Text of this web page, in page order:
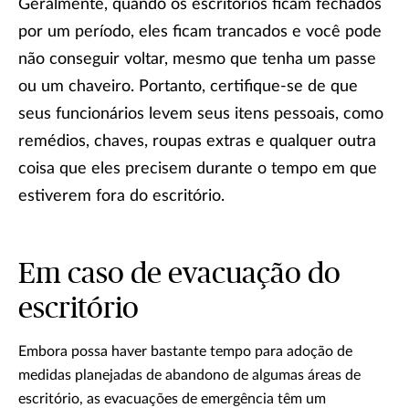
Geralmente, quando os escritórios ficam fechados
por um período, eles ficam trancados e você pode
não conseguir voltar, mesmo que tenha um passe
ou um chaveiro. Portanto, certifique-se de que
seus funcionários levem seus itens pessoais, como
remédios, chaves, roupas extras e qualquer outra
coisa que eles precisem durante o tempo em que
estiverem fora do escritório.
Em caso de evacuação do
escritório
Embora possa haver bastante tempo para adoção de
medidas planejadas de abandono de algumas áreas de
escritório, as evacuações de emergência têm um